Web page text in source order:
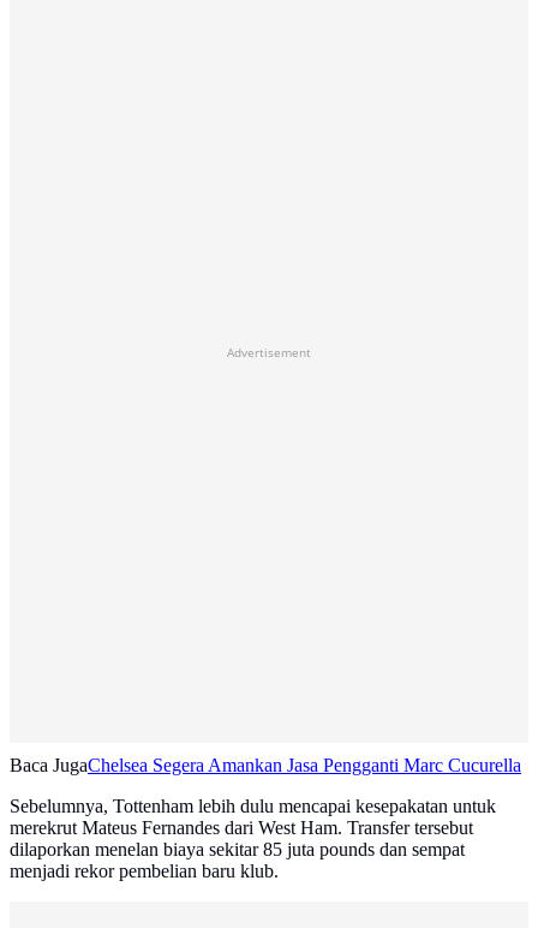
Advertisement
Baca JugaChelsea Segera Amankan Jasa Pengganti Marc Cucurella
Sebelumnya, Tottenham lebih dulu mencapai kesepakatan untuk
merekrut Mateus Fernandes dari West Ham. Transfer tersebut
dilaporkan menelan biaya sekitar 85 juta pounds dan sempat
menjadi rekor pembelian baru klub.